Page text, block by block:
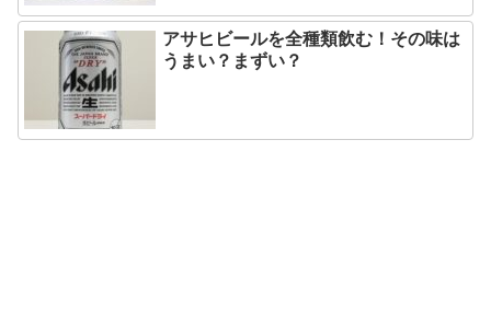
アサヒビールを全種類飲む！その味は
うまい？まずい？